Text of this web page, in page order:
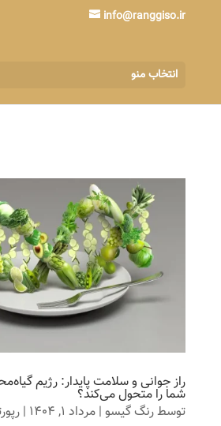
info@ranggiso.ir
انتخاب منو
راز جوانی و سلامت پایدار: رژیم
شما را متحول می‌کند؟
توسطرنگ گیسو| مرداد 1, 1404 |